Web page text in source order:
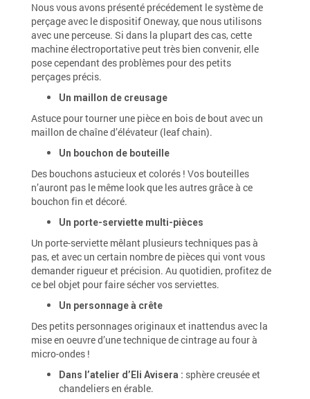
Nous vous avons présenté précédement le système de
perçageavec le dispositifOneway, que nous utilisons
avec une perceuse. Si dans la plupart des cas, cette
machine électroportative peut très bien convenir, elle
pose cependant des problèmes pour des petits
perçages précis.
Un maillon de creusage
Astuce pour tourner une pièce en bois de bout avec un
maillon de chaîne d’élévateur (leaf chain).
Un bouchon de bouteille
Des bouchons astucieux et colorés ! Vos bouteilles
n’auront pas le même look que les autres grâce à ce
bouchon fin et décoré.
Un porte-serviette multi-pièces
Un porte-serviette mêlant plusieurs techniques pas à
pas, et avec un certain nombre de pièces qui vont vous
demander rigueur et précision. Au quotidien, profitez de
ce bel objet pour faire sécher vos serviettes.
Un personnage à crête
Des petits personnages originaux et inattendus avec la
mise en oeuvre d’une technique de cintrageau four à
micro-ondes !
Dans l’atelier d’Eli Avisera : sphère creusée et
chandeliers en érable.